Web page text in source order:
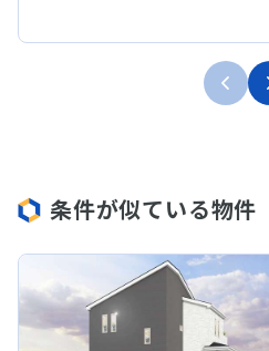
条件が似ている物件